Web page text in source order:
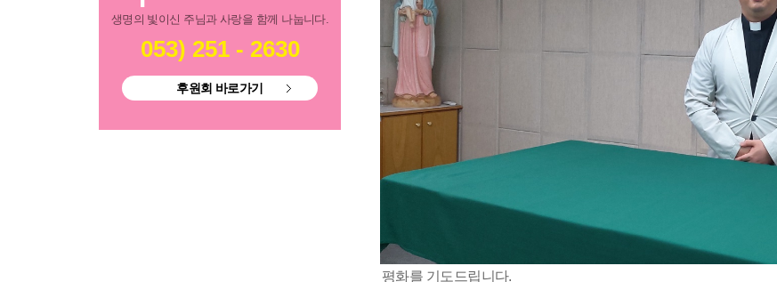
생명의 빛이신 주님과 사랑을 함께 나눕니다.
053) 251 - 2630
후원회 바로가기
평화를 기도드립니다.